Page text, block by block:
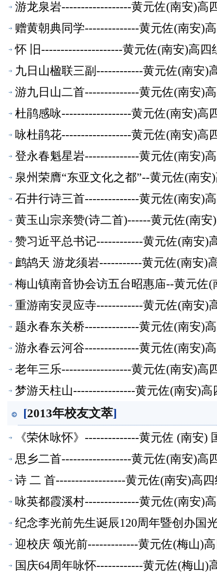
游龙泉岩------------------黄元佐(南安)高
赠黄朝典同学--------------黄元佐(南安)
怀 旧---------------------黄元佐(南安)高
九日山楹联三副------------黄元佐(南安)
游九日山二首--------------黄元佐(南安)
杜鹃感咏------------------黄元佐(南安)高
咏杜鹃花------------------黄元佐(南安)高
登永春魁星岩--------------黄元佐(南安)
泉州荣膺“东亚文化之都”--黄元佐(南
石井行诗三首--------------黄元佐(南安)
黄玉山宗亲赞(诗二首)------黄元佐(南
赞习近平总书记------------黄元佐(南安)
鹧鸪天 游龙须岩-----------黄元佐(南安)
梅山镇南音协会访五台昭惠庙--黄元佐
重游南安灵应寺------------黄元佐(南安)
题永春东关桥--------------黄元佐(南安)
游永春云河谷--------------黄元佐(南安)
老年三乐------------------黄元佐(南安)高
梦游天柱山----------------黄元佐(南安)
[2013年校友文萃]
《荣休咏怀》--------------黄元佐 (南安)
思乡二首------------------黄元佐(南安)高
诗 二 首------------------黄元佐(南安)高
咏英都霞溪村--------------黄元佐(南安)
纪念李光前先生诞辰120周年暨创办国
教师【校友文萃】
迎校庆 颂光前-------------黄元佐(梅山)
国庆64周年咏怀------------黄元佐(梅山)